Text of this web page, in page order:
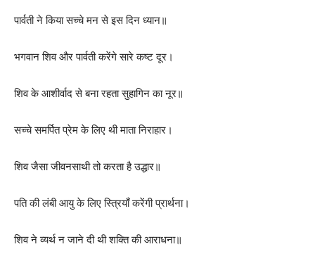
पार्वती ने किया सच्चे मन से इस दिन ध्यान॥
भगवान शिव और पार्वती करेंगे सारे कष्ट दूर।
शिव के आशीर्वाद से बना रहता सुहागिन का नूर॥
सच्चे समर्पित प्रेम के लिए थी माता निराहार।
शिव जैसा जीवनसाथी तो करता है उद्धार॥
पति की लंबी आयु के लिए स्त्रियाँ करेंगी प्रार्थना।
शिव ने व्यर्थ न जाने दी थी शक्ति की आराधना॥